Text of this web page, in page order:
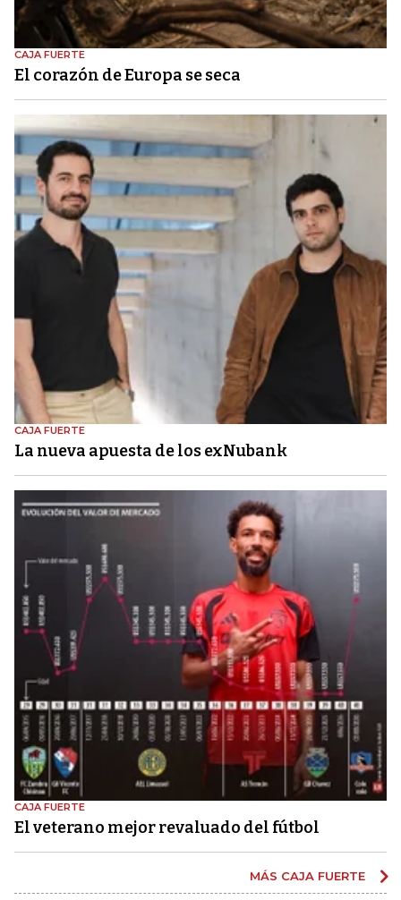
CAJA FUERTE
El corazón de Europa se seca
CAJA FUERTE
La nueva apuesta de los exNubank
CAJA FUERTE
El veterano mejor revaluado del fútbol
MÁS CAJA FUERTE